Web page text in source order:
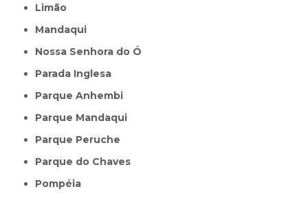
Limão
Mandaqui
Nossa Senhora do Ó
Parada Inglesa
Parque Anhembi
Parque Mandaqui
Parque Peruche
Parque do Chaves
Pompéia